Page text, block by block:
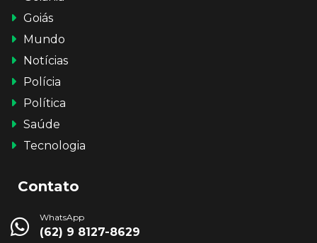
Goiás
Mundo
Notícias
Polícia
Política
Saúde
Tecnologia
Contato
WhatsApp
(62) 9 8127-8629